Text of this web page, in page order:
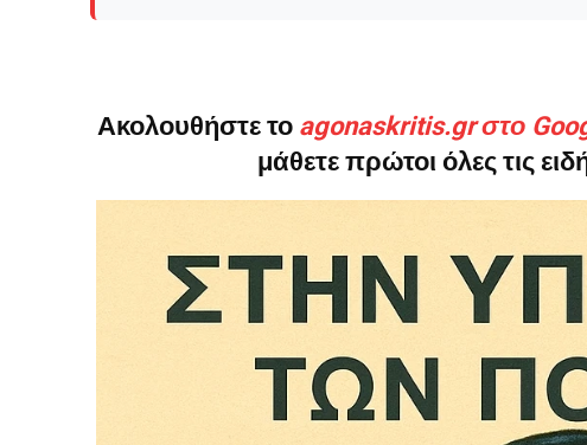
Δεν μπορούν όλοι να
Αν βρίσκεσαι σε δύσκολη
Ακολουθήστε το agonaskritis.gr στο
μάθετε πρώτοι όλες τις